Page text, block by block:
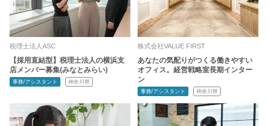
税理士法人ASC
【採用直結型】税理士法人の横浜支
店メンバー募集(みなとみらい)
事務/アシスタント 神奈川県
株式会社VALUE FIRST
あなたの気配りがつくる働きやすい
オフィス。経営戦略室長期インター
ン
事務/アシスタント 神奈川県